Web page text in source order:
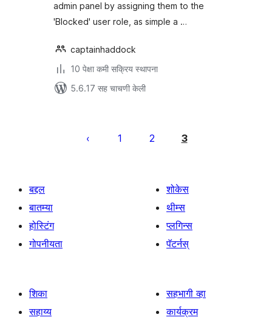
admin panel by assigning them to the
'Blocked' user role, as simple a …
captainhaddock
10 पेक्षा कमी सक्रिय स्थापना
5.6.17 सह चाचणी केली
पृष्ठांकन
1 2 3
बद्दल
बातम्या
होस्टिंग
गोपनीयता
शोकेस
थीम्स
प्लगिन्स
पॅटर्नस्
शिका
सहाय्य
सहभागी व्हा
कार्यक्रम